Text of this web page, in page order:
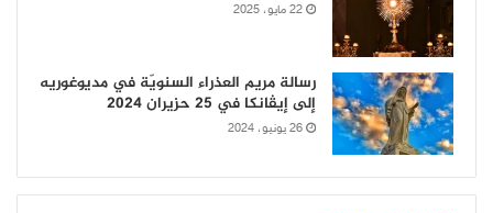
22 مايو، 2025
رسالة مريم العذراء السنويّة في مديوغوريه
إلى إيڤانكا في 25 حزيران 2024
26 يونيو، 2024